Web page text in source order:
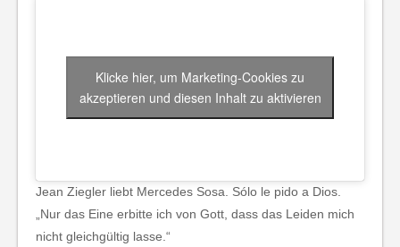
Klicke hier, um Marketing-Cookies zu
akzeptieren und diesen Inhalt zu aktivieren
Jean Ziegler liebt Mercedes Sosa. Sólo le pido a Dios.
„Nur das Eine erbitte ich von Gott, dass das Leiden mich
nicht gleichgültig lasse.“